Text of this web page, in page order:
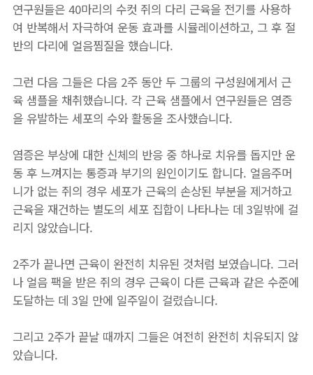
연구원들은 40마리의 수컷 쥐의 다리 근육을 전기를 사용하
여 반복해서 자극하여 운동 효과를 시뮬레이션하고, 그 후 절
반의 다리에 얼음찜질을 했습니다.
그런 다음 그들은 다음 2주 동안 두 그룹의 구성원에게서 근
육 샘플을 채취했습니다. 각 근육 샘플에서 연구원들은 염증
을 유발하는 세포의 수와 활동을 조사했습니다.
염증은 부상에 대한 신체의 반응 중 하나로 치유를 돕지만 운
동 후 느껴지는 통증과 부기의 원인이기도 합니다. 얼음주머
니가 없는 쥐의 경우 세포가 근육의 손상된 부분을 제거하고
근육을 재건하는 별도의 세포 집합이 나타나는 데 3일밖에 걸
리지 않았습니다.
2주가 끝나면 근육이 완전히 치유된 것처럼 보였습니다. 그러
나 얼음 팩을 받은 쥐의 경우 근육이 다른 근육과 같은 수준에
도달하는 데 3일 만에 일주일이 걸렸습니다.
그리고 2주가 끝날 때까지 그들은 여전히 ​​완전히 치유되지 않
았습니다.